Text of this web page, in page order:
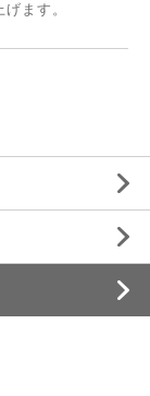
ます。